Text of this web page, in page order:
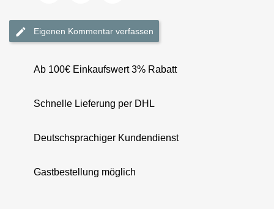
Eigenen Kommentar verfassen
Ab 100€ Einkaufswert 3% Rabatt
Schnelle Lieferung per DHL
Deutschsprachiger Kundendienst
Gastbestellung möglich